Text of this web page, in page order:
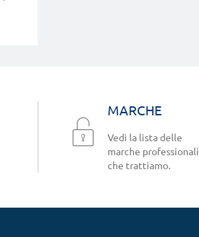
MARCHE
Vedi la lista delle
marche professionali
che trattiamo.